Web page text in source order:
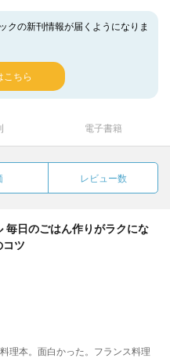
クの新刊情報が届くようになりま
こちら
電子書籍
レビュー数
毎日のごはん作りがラクにな
コツ
理本。面白かった。フランス料理